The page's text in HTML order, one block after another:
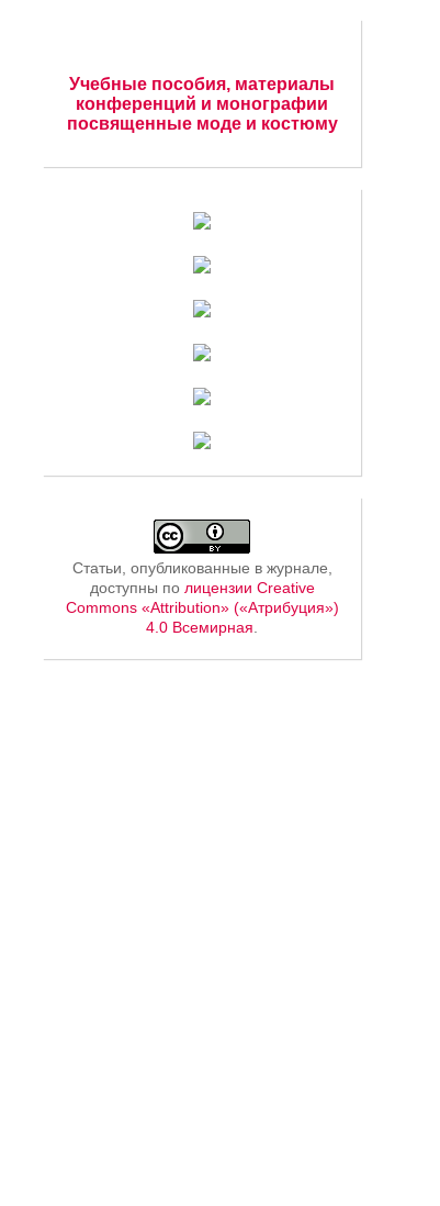
Учебные пособия, материалы
конференций и монографии
посвященные моде и костюму
Статьи, опубликованные в журнале,
доступны по лицензии Creative
Commons «Attribution» («Атрибуция»)
4.0 Всемирная